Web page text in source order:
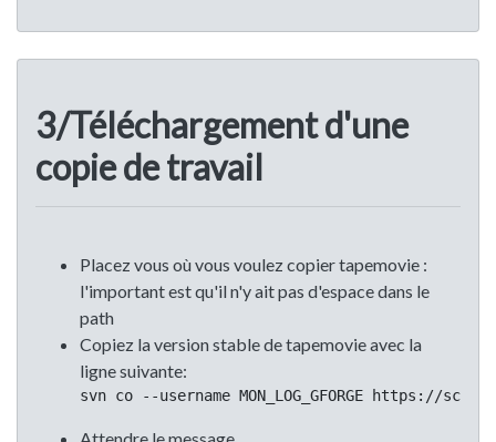
3/Téléchargement d'une
copie de travail
Placez vous où vous voulez copier tapemovie :
l'important est qu'il n'y ait pas d'espace dans le
path
Copiez la version stable de tapemovie avec la
ligne suivante:
svn co --username MON_LOG_GFORGE https://